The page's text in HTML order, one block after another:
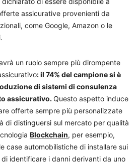
assicurative provenienti da
come Google, Amazon o le
un ruolo sempre più dirompente
: il 74% del campione si è
di sistemi di consulenza
assicurativo. Questo aspetto induce
offerte sempre più personalizzate
di distinguersi sul mercato per qualità
Blockchain, per esempio,
case automobilistiche di installare sui
identificare i danni derivanti da uno